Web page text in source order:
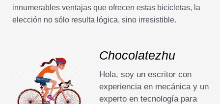
innumerables ventajas que ofrecen estas bicicletas, la
elección no sólo resulta lógica, sino irresistible.
Chocolatezhu
Hola, soy un escritor con
experiencia en mecánica y un
experto en tecnología para